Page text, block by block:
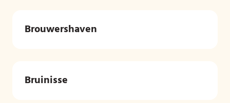
Brouwershaven
Bruinisse